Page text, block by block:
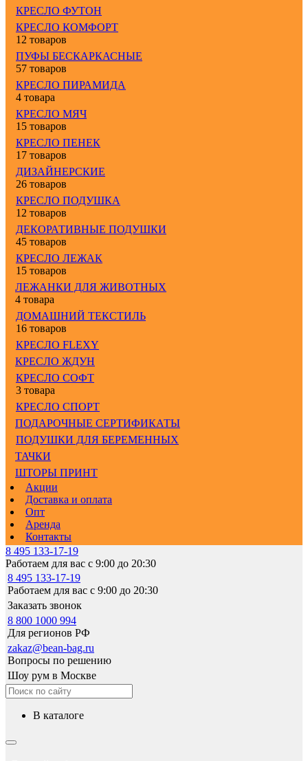
КРЕСЛО ФУТОН
КРЕСЛО КОМФОРТ
12 товаров
ПУФЫ БЕСКАРКАСНЫЕ
57 товаров
КРЕСЛО ПИРАМИДА
4 товара
КРЕСЛО МЯЧ
15 товаров
КРЕСЛО ПЕНЕК
17 товаров
ДИЗАЙНЕРСКИЕ
26 товаров
КРЕСЛО ПОДУШКА
12 товаров
ДЕКОРАТИВНЫЕ ПОДУШКИ
45 товаров
КРЕСЛО ЛЕЖАК
15 товаров
ЛЕЖАНКИ ДЛЯ ЖИВОТНЫХ
4 товара
ДОМАШНИЙ ТЕКСТИЛЬ
16 товаров
КРЕСЛО FLEXY
КРЕСЛО ЖДУН
КРЕСЛО СОФТ
3 товара
КРЕСЛО СПОРТ
ПОДАРОЧНЫЕ СЕРТИФИКАТЫ
ПОДУШКИ ДЛЯ БЕРЕМЕННЫХ
ТАЧКИ
ШТОРЫ ПРИНТ
Акции
Доставка и оплата
Опт
Аренда
Контакты
8 495 133-17-19
Работаем для вас с 9:00 до 20:30
8 495 133-17-19
Работаем для вас с 9:00 до 20:30
Заказать звонок
8 800 1000 994
Для регионов РФ
zakaz@bean-bag.ru
Вопросы по решению
Шоу рум в Москве
в каталоге